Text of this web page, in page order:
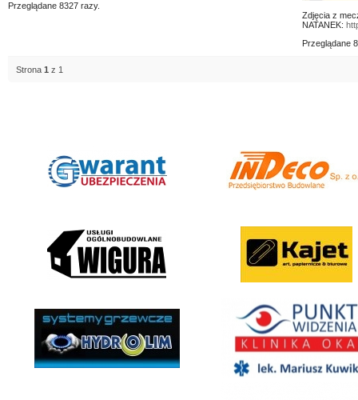
Przeglądane 8327 razy.
Zdjęcia z
NATANEK:
Przeglądane
Strona 1 z 1